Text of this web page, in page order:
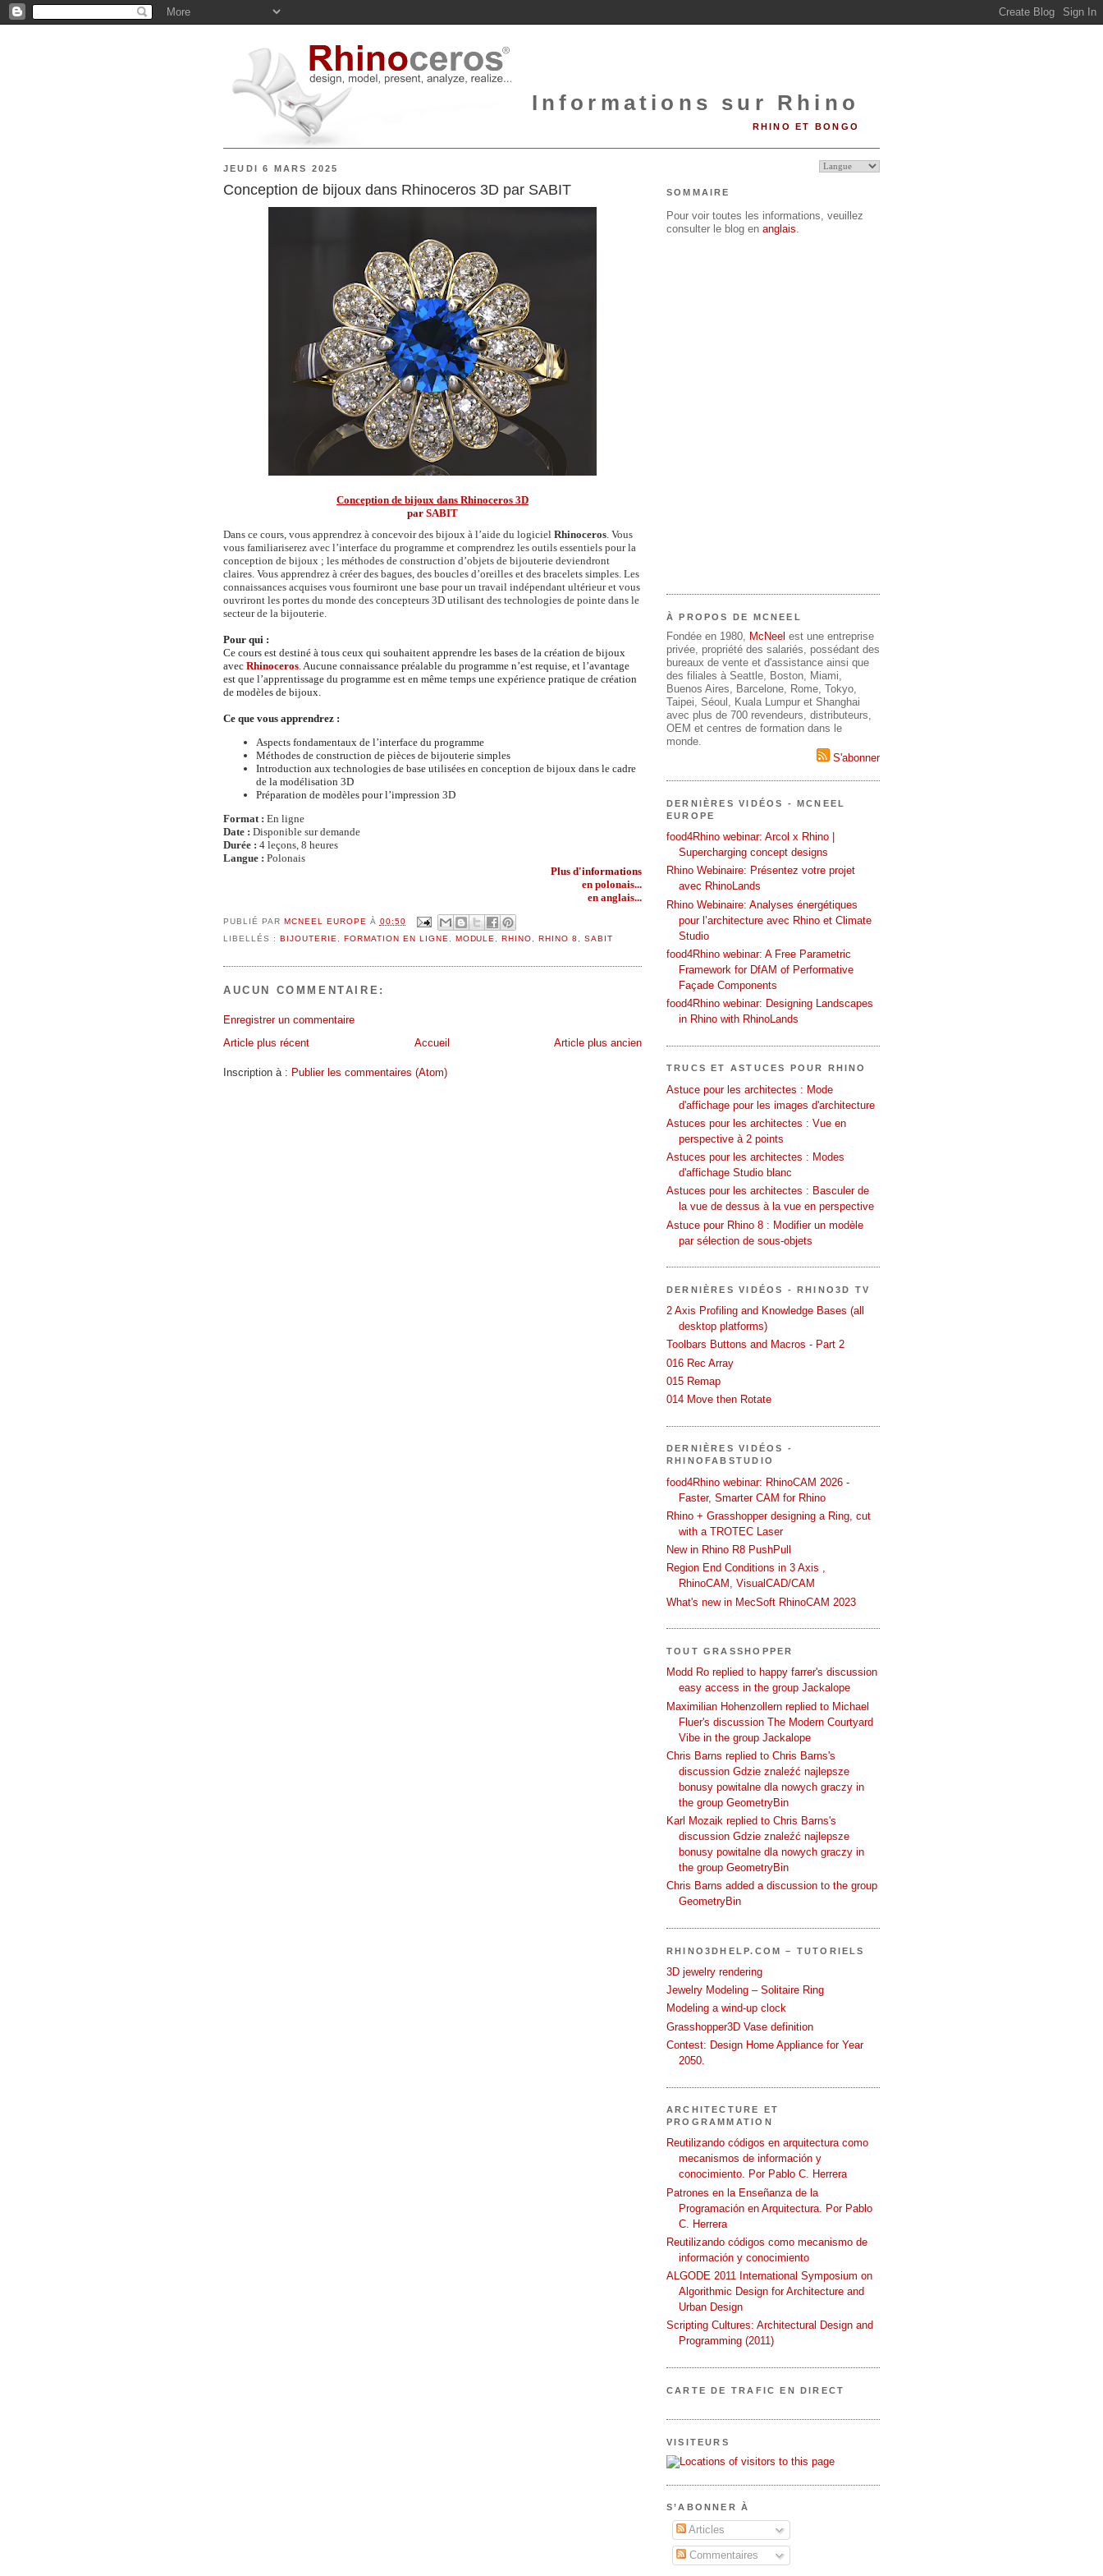
Informations sur Rhino
RHINO ET BONGO
JEUDI 6 MARS 2025
Conception de bijoux dans Rhinoceros 3D par SABIT
Conception de bijoux dans Rhinoceros 3D
par SABIT
Dans ce cours, vous apprendrez à concevoir des bijoux à l’aide du logiciel Rhinoceros . Vous
vous familiariserez avec l’interface du programme et comprendrez les outils essentiels pour la
conception de bijoux ; les méthodes de construction d’objets de bijouterie deviendront
claires. Vous apprendrez à créer des bagues, des boucles d’oreilles et des bracelets simples. Les
connaissances acquises vous fourniront une base pour un travail indépendant ultérieur et vous
ouvriront les portes du monde des concepteurs 3D utilisant des technologies de pointe dans le
secteur de la bijouterie.
Pour qui :
Ce cours est destiné à tous ceux qui souhaitent apprendre les bases de la création de bijoux
avec Rhinoceros . Aucune connaissance préalable du programme n’est requise, et l’avantage
est que l’apprentissage du programme est en même temps une expérience pratique de création
de modèles de bijoux.
Ce que vous apprendrez :
Aspects fondamentaux de l’interface du programme
Méthodes de construction de pièces de bijouterie simples
Introduction aux technologies de base utilisées en conception de bijoux dans le cadre
de la modélisation 3D
Préparation de modèles pour l’impression 3D
Format : En ligne
Date : Disponible sur demande
Durée : 4 leçons, 8 heures
Langue : Polonais
Plus d'informations
en polonais...
en anglais...
PUBLIÉ PAR MCNEEL EUROPE À 00:50
LIBELLÉS : BIJOUTERIE FORMATION EN LIGNE MODULE ,RHINO ,RHINO 8 ,SABIT
AUCUN COMMENTAIRE:
Enregistrer un commentaire
Article plus récent
Article plus ancien
Accueil
Inscription à : Publier les commentaires (Atom)
SOMMAIRE
Pour voir toutes les informations, veuillez
consulter le blog en anglais
À PROPOS DE MCNEEL
Fondée en 1980, McNeel est une entreprise
privée, propriété des salariés, possédant des
bureaux de vente et d'assistance ainsi que
des filiales à Seattle, Boston, Miami,
Buenos Aires, Barcelone, Rome, Tokyo,
Taipei, Séoul, Kuala Lumpur et Shanghai
avec plus de 700 revendeurs, distributeurs,
OEM et centres de formation dans le
monde.
S'abonner
DERNIÈRES VIDÉOS - MCNEEL
EUROPE
food4Rhino webinar: Arcol x Rhino |
Supercharging concept designs
Rhino Webinaire: Présentez votre projet
avec RhinoLands
Rhino Webinaire: Analyses énergétiques
pour l’architecture avec Rhino et Climate
Studio
food4Rhino webinar: A Free Parametric
Framework for DfAM of Performative
Façade Components
food4Rhino webinar: Designing Landscapes
in Rhino with RhinoLands
TRUCS ET ASTUCES POUR RHINO
Astuce pour les architectes : Mode
d'affichage pour les images d'architecture
Astuces pour les architectes : Vue en
perspective à 2 points
Astuces pour les architectes : Modes
d'affichage Studio blanc
Astuces pour les architectes : Basculer de
la vue de dessus à la vue en perspective
Astuce pour Rhino 8 : Modifier un modèle
par sélection de sous-objets
DERNIÈRES VIDÉOS - RHINO3D TV
2 Axis Profiling and Knowledge Bases (all
desktop platforms)
Toolbars Buttons and Macros - Part 2
016 Rec Array
015 Remap
014 Move then Rotate
DERNIÈRES VIDÉOS -
RHINOFABSTUDIO
food4Rhino webinar: RhinoCAM 2026 -
Faster, Smarter CAM for Rhino
Rhino + Grasshopper designing a Ring, cut
with a TROTEC Laser
New in Rhino R8 PushPull
Region End Conditions in 3 Axis ,
RhinoCAM, VisualCAD/CAM
What's new in MecSoft RhinoCAM 2023
TOUT GRASSHOPPER
Modd Ro replied to happy farrer's discussion
easy access in the group Jackalope
Maximilian Hohenzollern replied to Michael
Fluer's discussion The Modern Courtyard
Vibe in the group Jackalope
Chris Barns replied to Chris Barns's
discussion Gdzie znaleźć najlepsze
bonusy powitalne dla nowych graczy in
the group GeometryBin
Karl Mozaik replied to Chris Barns's
discussion Gdzie znaleźć najlepsze
bonusy powitalne dla nowych graczy in
the group GeometryBin
Chris Barns added a discussion to the group
GeometryBin
RHINO3DHELP.COM – TUTORIELS
3D jewelry rendering
Jewelry Modeling – Solitaire Ring
Modeling a wind-up clock
Grasshopper3D Vase definition
Contest: Design Home Appliance for Year
2050.
ARCHITECTURE ET
PROGRAMMATION
Reutilizando códigos en arquitectura como
mecanismos de información y
conocimiento. Por Pablo C. Herrera
Patrones en la Enseñanza de la
Programación en Arquitectura. Por Pablo
C. Herrera
Reutilizando códigos como mecanismo de
información y conocimiento
ALGODE 2011 International Symposium on
Algorithmic Design for Architecture and
Urban Design
Scripting Cultures: Architectural Design and
Programming (2011)
CARTE DE TRAFIC EN DIRECT
VISITEURS
S’ABONNER À
Articles
Commentaires